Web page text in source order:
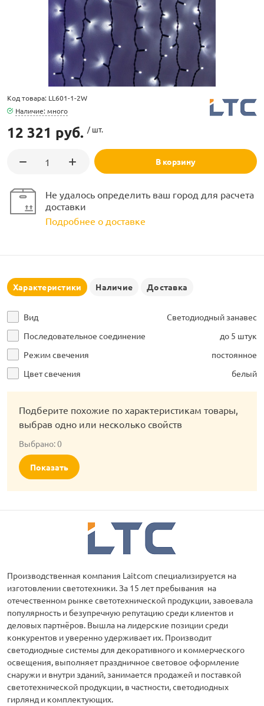
LED
Код товара: LL601-1-2W
Наличие: много
12 321 руб. / шт.
В корзину
Не удалось определить ваш город для расчета
доставки
Подробнее о доставке
Характеристики Наличие Доставка
Вид
Светодиодный занавес
Последовательное соединение
до 5 штук
Режим свечения
постоянное
Цвет свечения
белый
Подберите похожие по характеристикам товары,
выбрав одно или несколько свойств
Выбрано:0
Показать
Производственная компания Laitcom специализируется на
изготовлении светотехники. За 15 лет пребывания на
отечественном рынке светотехнической продукции, завоевала
популярность и безупречную репутацию среди клиентов и
деловых партнёров. Вышла на лидерские позиции среди
конкурентов и уверенно удерживает их. Производит
светодиодные системы для декоративного и коммерческого
освещения, выполняет праздничное световое оформление
снаружи и внутри зданий, занимается продажей и поставкой
светотехнической продукции, в частности, светодиодных
гирлянд и комплектующих.